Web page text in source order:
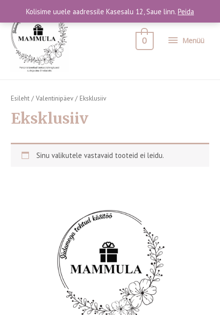
Kolisime uuele aadressile Kasesalu 12, Saue linn. Peida
Menüü
0
Esileht /Valentinipäev / Eksklusiiv
Eksklusiiv
Sinu valikutele vastavaid tooteid ei leidu.